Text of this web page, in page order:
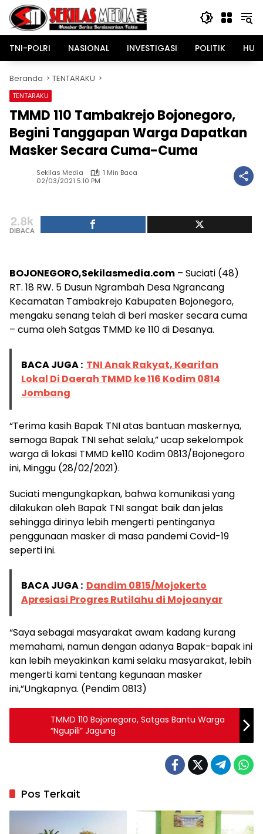
Langsung
konten
TNI-POLRI
NASIONAL INVESTIGASI POLITIK
Beranda TENTARAKU
TENTARAKU
TMMD 110 Tambakrejo Bojonegoro,
Begini Tanggapan Warga Dapatkan
Masker Secara Cuma-Cuma
Sekilas Media
1 Min Baca
02/03/2021 5:10 PM
2.8k
DIBACA
BOJONEGORO,Sekilasmedia.com – Suciati (48)
RT. 18 RW. 5 Dusun Ngrambah Desa Ngrancang
Kecamatan Tambakrejo Kabupaten Bojonegoro,
mengaku senang telah di beri masker secara cuma
– cuma oleh Satgas TMMD ke 110 di Desanya.
BACA JUGA : TNI Anak Rakyat, Kearifan
Lokal Di Daerah TMMD ke 116 Kodim 0814
Jombang
“Terima kasih Bapak TNI atas bantuan maskernya,
semoga Bapak TNI sehat selalu,” ucap sekelompok
warga di lokasi TMMD ke110 Kodim 0813/Bojonegoro
ini, Minggu (28/02/2021).
Suciati mengungkapkan, bahwa komunikasi yang
dilakukan oleh Bapak TNI sangat baik dan jelas
sehingga dirinya lebih mengerti pentinganya
penggunaan masker di masa pandemi Covid-19
seperti ini.
BACA JUGA : Dandim 0815/Mojokerto
Apresiasi Progres Rutilahu di Mojoanyar
“Saya sebagai masyarakat awam kadang kurang
memahami, namun dengan adanya Bapak-bapak ini
kan lebih meyakinkan kami selaku masyarakat, lebih
mengerti kami tentang kegunaan masker
ini,”Ungkapnya. (Pendim 0813)
TMMD 110 Bojonegoro, Satgas Bantu Warga
“Ngupili” Jagung
Pos Terkait